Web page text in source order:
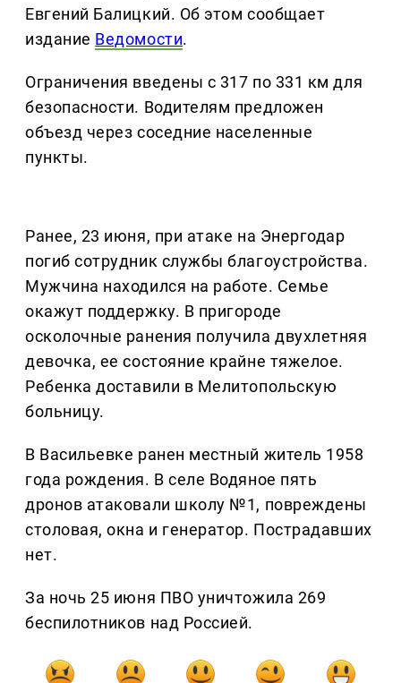
Евгений Балицкий. Об этом сообщает
издание Ведомости.
Ограничения введены с 317 по 331 км для
безопасности. Водителям предложен
объезд через соседние населенные
пункты.
Ранее, 23 июня, при атаке на Энергодар
погиб сотрудник службы благоустройства.
Мужчина находился на работе. Семье
окажут поддержку. В пригороде
осколочные ранения получила двухлетняя
девочка, ее состояние крайне тяжелое.
Ребенка доставили в Мелитопольскую
больницу.
В Васильевке ранен местный житель 1958
года рождения. В селе Водяное пять
дронов атаковали школу №1, повреждены
столовая, окна и генератор. Пострадавших
нет.
За ночь 25 июня ПВО уничтожила 269
беспилотников над Россией.